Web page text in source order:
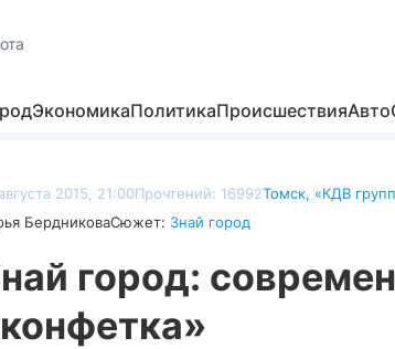
ЭкономикаПолитикаПроисшествияАвто
2015, 21:00Прочтений: 16992Томск, «КДВ
БердниковаСюжет: Знай город
город: